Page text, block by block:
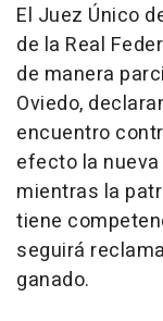
El Juez Único
de la Real
de manera
Oviedo,
encuentro
efecto la
mientras la
tiene
seguirá
ganado.